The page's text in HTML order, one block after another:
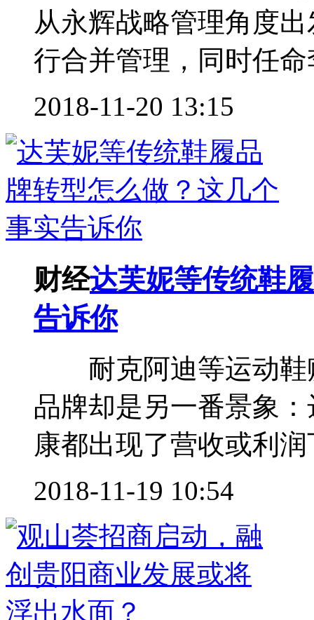
从永辉战略管理角度
行合并管理，同时任命
2018-11-20 13:15
财经达芙妮等传统鞋
告诉你
耐克阿迪等运动鞋
品牌却是另一番景象
康都出现了营收或利
2018-11-19 10:54